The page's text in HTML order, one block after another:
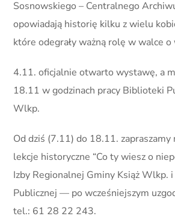
Sosnowskiego – Centralnego
opowiadają historię kilku z wielu
które odegrały ważną rolę w walce o
4.11. oficjalnie otwarto wystawę, a
18.11 w godzinach pracy Biblioteki
Wlkp.
Od dziś (7.11) do 18.11. zapraszamy
lekcje historyczne “Co ty wiesz o
Izby Regionalnej Gminy Książ Wlkp.
Publicznej — po wcześniejszym
tel.: 61 28 22 243.